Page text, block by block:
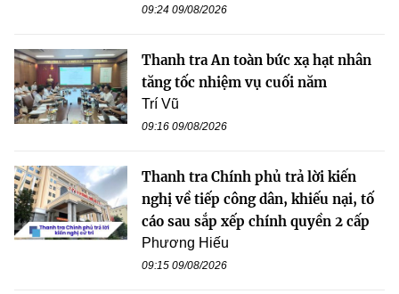
09:24 09/08/2026
Thanh tra An toàn bức xạ hạt nhân
tăng tốc nhiệm vụ cuối năm
Trí Vũ
09:16 09/08/2026
Thanh tra Chính phủ trả lời kiến
nghị về tiếp công dân, khiếu nại, tố
cáo sau sắp xếp chính quyền 2 cấp
Phương Hiếu
09:15 09/08/2026